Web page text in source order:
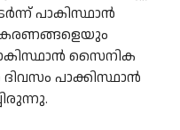
പാകിസ്ഥാൻ
സൈനിക
പാക്കിസ്ഥാൻ